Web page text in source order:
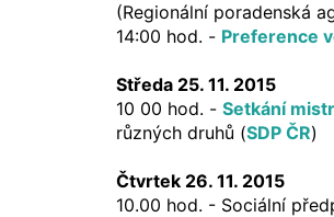
(Regionální poradenská
14:00 hod. - Preference
Středa 25. 11. 2015
10 00 hod. -Setkání
různých druhů (SDP ČR)
Čtvrtek 26. 11. 2015
10.00 hod. - Sociální